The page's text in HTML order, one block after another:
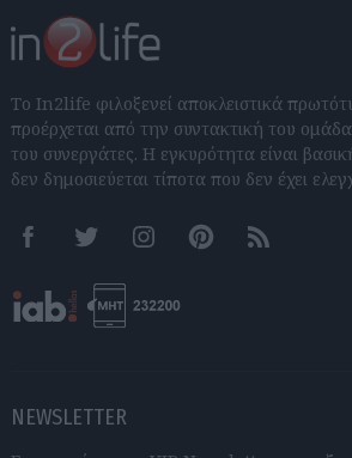
Το In2life φιλοξενεί αποκλειστικά
προέρχεται από την συντακτική του
του συνεργάτες. Η εγκυρότητα είναι
δεν δημοσιεύεται τίποτα που δεν έχει
FacebookTwitter InstagramPinterestRSS feeds
NEWSLETTER